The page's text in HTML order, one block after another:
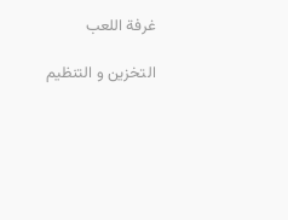
غرفة اللعب
التخزين و التنظيم